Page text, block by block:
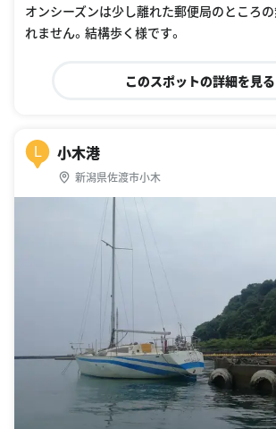
オンシーズンは少し離れた郵便局のところ
れません。結構歩く様です。
このスポットの詳細を見る
L 小木港
新潟県佐渡市小木